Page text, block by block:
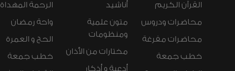
القرآن الكريم
محاضرات ودروس
محاضرات مفرغة
خطب جمعة
أناشيد
متون علمية
ومنظومات
مختارات من الأذان
أدعية و أذكار
الرحمة المهداة
واحة رمضان
الحج و العمرة
خطب جمعة